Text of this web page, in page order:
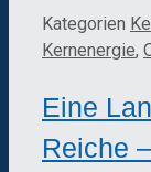
Kategorien
Kernenergie,
Eine
Reiche